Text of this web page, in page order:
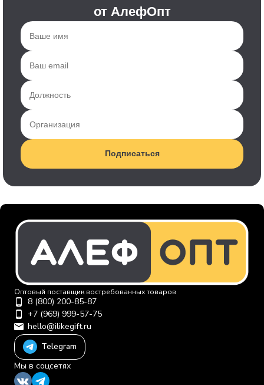
от АлефОпт
Подписаться
Оптовый поставщик востребованных товаров
8 (800) 200-85-87
+7 (969) 999-57-75
hello@ilikegift.ru
Telegram
Мы в соцсетях